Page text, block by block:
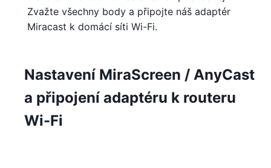
Zvažte všechny body a připojte náš adaptér
Miracast k domácí síti Wi-Fi.
Nastavení MiraScreen / AnyCast
a připojení adaptéru k routeru
Wi-Fi